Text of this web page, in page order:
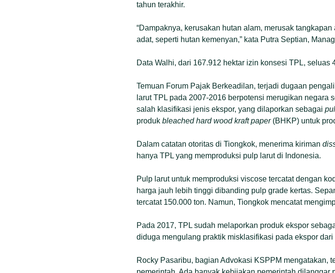
tahun terakhir.
“Dampaknya, kerusakan hutan alam, merusak
adat, seperti hutan kemenyan,” kata Putra Septian,
Data Walhi, dari 167.912 hektar izin konsesi TPL, seluas
Temuan Forum Pajak Berkeadilan, terjadi dugaan
larut TPL pada 2007-2016 berpotensi merugikan
salah klasifikasi jenis ekspor, yang dilaporkan sebagai
produk bleached hard wood kraft paper (BHKP) untuk
Dalam catatan otoritas di Tiongkok, menerima kiriman
hanya TPL yang memproduksi pulp larut di Indonesia.
Pulp larut untuk memproduksi viscose tercatat dengan
harga jauh lebih tinggi dibanding pulp grade kertas.
tercatat 150.000 ton. Namun, Tiongkok mencatat
Pada 2017, TPL sudah melaporkan produk ekspor
diduga mengulang praktik misklasifikasi pada ekspor
Rocky Pasaribu, bagian Advokasi KSPPM mengatakan,